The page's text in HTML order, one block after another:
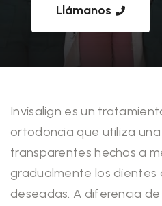
Llámanos
Invisalign es un
ortodoncia que utiliza
transparentes hechos a
gradualmente los dientes
deseadas. A diferencia